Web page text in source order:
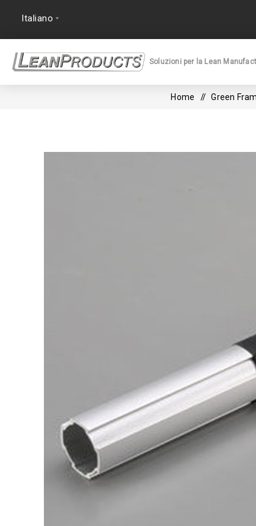
Soluzioni per la Lean
Home / Green